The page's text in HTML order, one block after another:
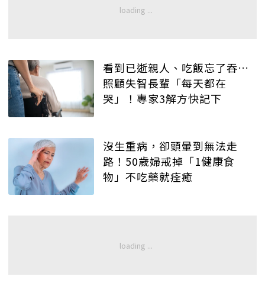
看到已逝親人、吃飯忘了吞…
照顧失智長輩「每天都在
哭」！專家3解方快記下
沒生重病，卻頭暈到無法走
路！50歲婦戒掉「1健康食
物」不吃藥就痊癒